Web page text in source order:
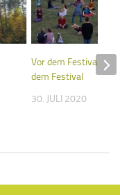
Vor dem Festival ist
dem Festival
30. JULI 2020